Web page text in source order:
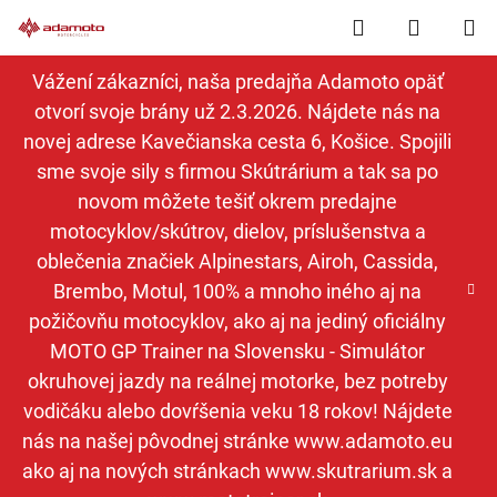
na
obsah
Vážení zákazníci, naša predajňa Adamoto opäť
otvorí svoje brány už 2.3.2026. Nájdete nás na
novej adrese Kavečianska cesta 6, Košice. Spojili
sme svoje sily s firmou Skútrárium a tak sa po
novom môžete tešiť okrem predajne
motocyklov/skútrov, dielov, príslušenstva a
oblečenia značiek Alpinestars, Airoh, Cassida,
Brembo, Motul, 100% a mnoho iného aj na
požičovňu motocyklov, ako aj na jediný oficiálny
MOTO GP Trainer na Slovensku - Simulátor
okruhovej jazdy na reálnej motorke, bez potreby
vodičáku alebo dovŕšenia veku 18 rokov! Nájdete
nás na našej pôvodnej stránke www.adamoto.eu
ako aj na nových stránkach www.skutrarium.sk a
Hľadať
KOŠÍK